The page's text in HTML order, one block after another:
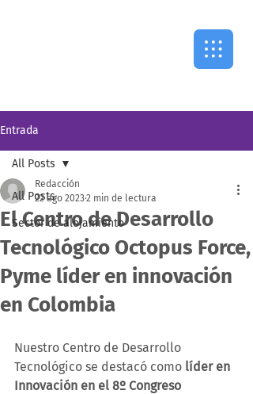
Entrada
All Posts
Sector de alojamiento
All Posts
El Centro de Desarrollo
Tecnológico Octopus Force,
Pyme líder en innovación
en Colombia
Redacción
22 ago 20232 min de lectura
Nuestro Centro de Desarrollo
Tecnológico se destacó como líder en
Innovación en el 8º Congreso